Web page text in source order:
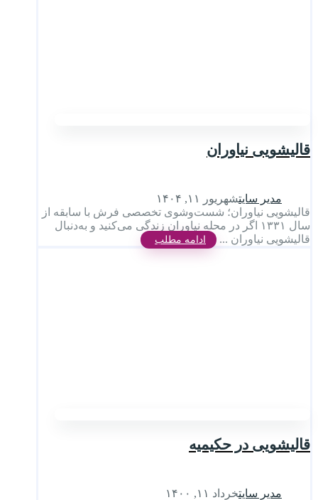
قالیشویی نیاوران
مدیر سایتشهریور ۱۱, ۱۴۰۴
قالیشویی نیاوران؛ شست‌وشوی تخصصی فرش با سابقه از
سال ۱۳۳۱ اگر در محله نیاوران زندگی می‌کنید و به‌دنبال
قالیشویی نیاوران ...
ادامه مطلب
قالیشویی در حکیمیه
مدیر سایتخرداد ۱۱, ۱۴۰۰